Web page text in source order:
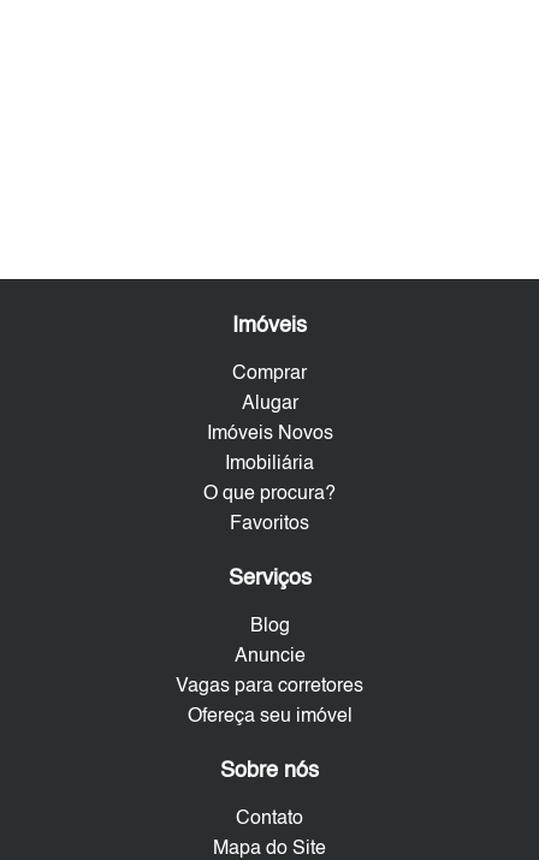
Imóveis
Comprar
Alugar
Imóveis Novos
Imobiliária
O que procura?
Favoritos
Serviços
Blog
Anuncie
Vagas para corretores
Ofereça seu imóvel
Sobre nós
Contato
Mapa do Site